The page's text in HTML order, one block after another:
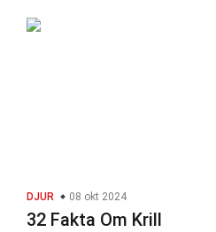
DJUR 08 okt 2024
32 Fakta Om Krill